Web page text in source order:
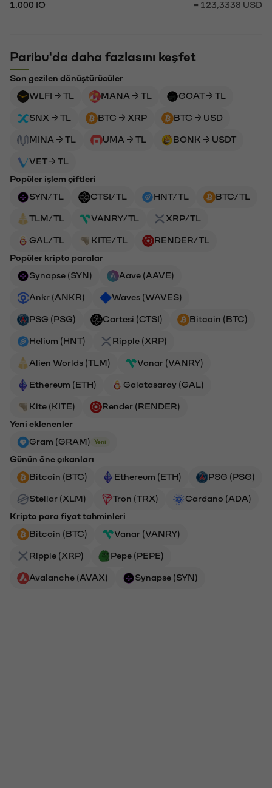
1.000 IO = 123,3338 USD
Paribu'da daha fazlasını keşfet
Son gezilen dönüştürücüler
WLFI → TL
MANA → TL GOAT → TL
SNX → TL BTC → XRP BTC → USD
MINA → TL UMA → TL BONK → USDT
VET → TL
Popüler işlem çiftleri
SYN/TL
CTSI/TL HNT/TL BTC/TL
TLM/TL VANRY/TL XRP/TL
GAL/TL KITE/TL
RENDER/TL
Popüler kripto paralar
Synapse (SYN)
Aave (AAVE)
Ankr (ANKR) Waves (WAVES)
PSG (PSG) Cartesi (CTSI) Bitcoin (BTC)
Helium (HNT) Ripple (XRP)
Alien Worlds (TLM) Vanar (VANRY)
Ethereum (ETH) Galatasaray (GAL)
Kite (KITE)
Render (RENDER)
Yeni eklenenler
Gram (GRAM)
Yeni
Günün öne çıkanları
Bitcoin (BTC)
Ethereum (ETH) PSG (PSG)
Stellar (XLM) Tron (TRX)
Cardano (ADA)
Kripto para fiyat tahminleri
Bitcoin (BTC)
Vanar (VANRY)
Ripple (XRP) Pepe (PEPE)
Avalanche (AVAX) Synapse (SYN)